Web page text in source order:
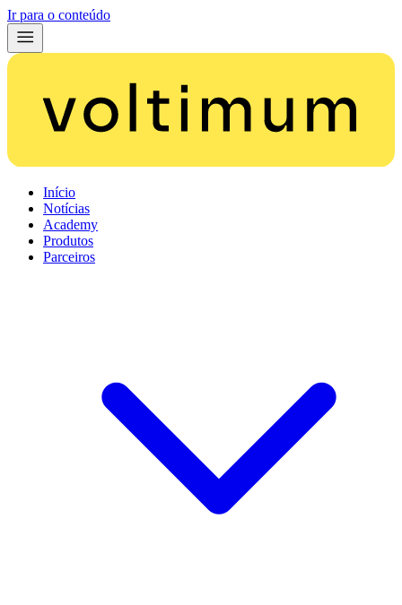
Ir para o conteúdo
Início
Notícias
Academy
Produtos
Parceiros